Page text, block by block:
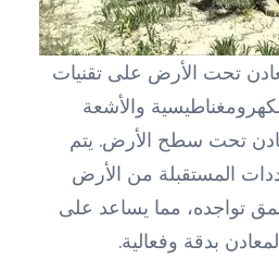
تحت الأرض على تقنيات
والأشعة
تحت سطح الأرض. يتم
المستقبلة من الأرض
تواجده، مما يساعد على
بدقة وفعالية.